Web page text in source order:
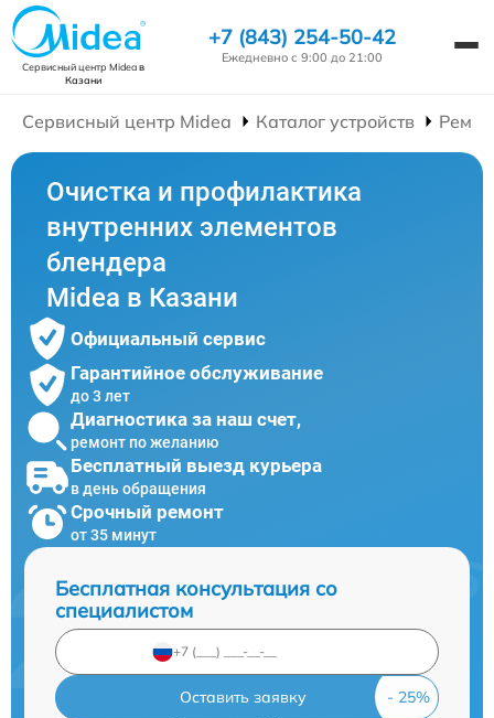
Сервисный центр Mideaв
Казани
+7 (843) 254-50-42
Ежедневно с 9:00 до 21:00
Сервисный центр Midea Каталог устройств
Очистка и профилактика
внутренних элементов
блендера
Midea в Казани
Официальный сервис
Гарантийное обслуживание
до 3 лет
Диагностика за наш счет,
ремонт по желанию
Бесплатный выезд курьера
в день обращения
Срочный ремонт
от 35 минут
Бесплатная консультация со
специалистом
Оставить заявку